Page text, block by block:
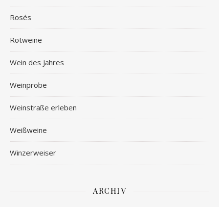
Rosés
Rotweine
Wein des Jahres
Weinprobe
Weinstraße erleben
Weißweine
Winzerweiser
ARCHIV